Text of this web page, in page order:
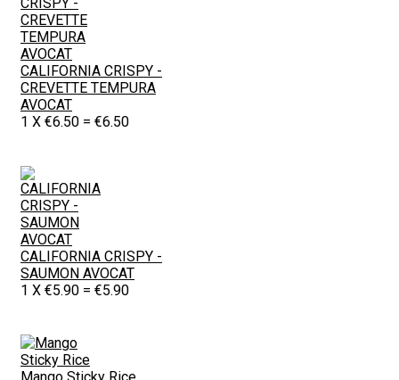
CALIFORNIA CRISPY -
CREVETTE TEMPURA
AVOCAT
1 X €6.50 = €6.50
CALIFORNIA CRISPY -
SAUMON AVOCAT
1 X €5.90 = €5.90